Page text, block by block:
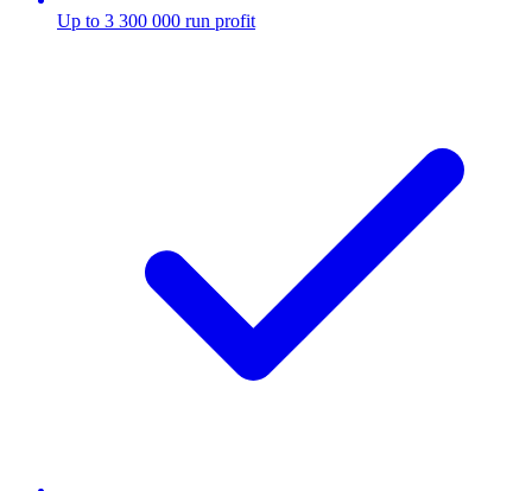
Up to 3 300 000 run profit